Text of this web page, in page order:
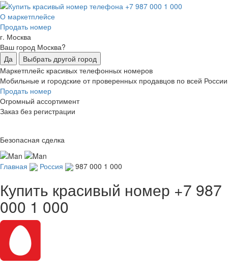
О маркетплейсе
Продать номер
г. Москва
Ваш город Москва?
Да
Выбрать другой город
Маркетплейс красивых телефонных номеров
Мобильные и городские от проверенных продавцов по всей России
Продать номер
Огромный ассортимент
Заказ без регистрации
Безопасная сделка
Главная Россия 987 000 1 000
Купить красивый номер +7 987
000 1 000